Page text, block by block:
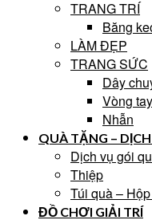
TRANG TRÍ
Băng
LÀM ĐẸP
TRANG SỨC
Dây
Vòng tay
Nhẫn
QUÀ TẶNG –
Dịch vụ gói
Thiệp
Túi quà –
ĐỒ CHƠI GIẢI TRÍ